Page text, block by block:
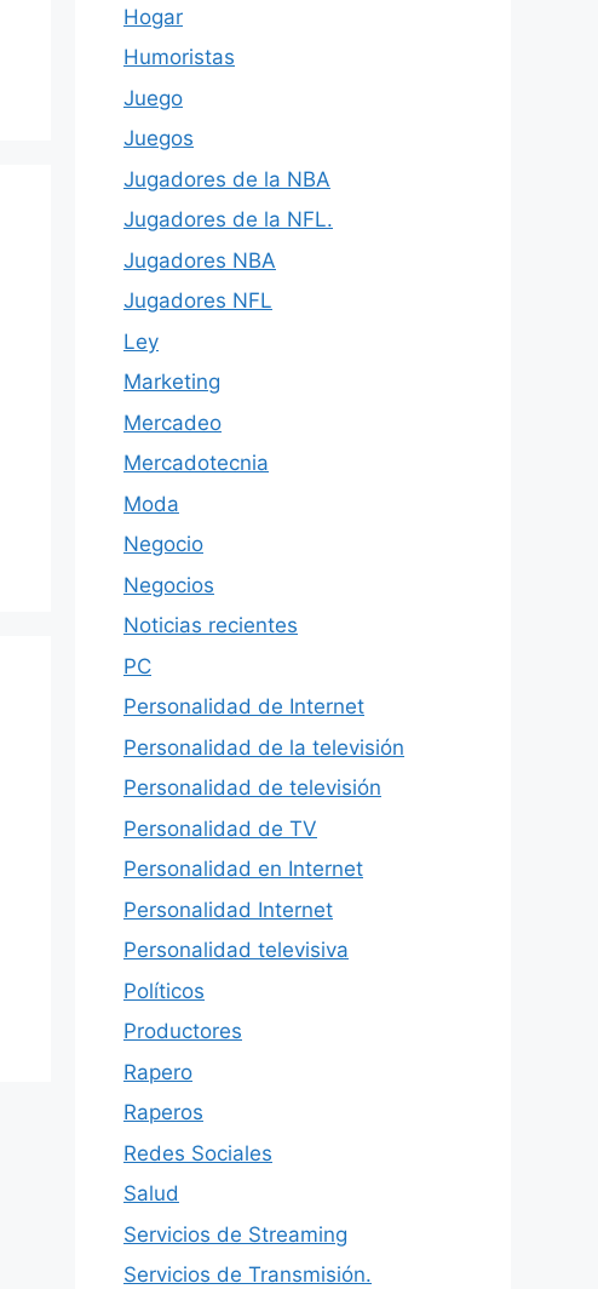
Hogar
Humoristas
Juego
Juegos
Jugadores de la NBA
Jugadores de la NFL.
Jugadores NBA
Jugadores NFL
Ley
Marketing
Mercadeo
Mercadotecnia
Moda
Negocio
Negocios
Noticias recientes
PC
Personalidad de Internet
Personalidad de la televisión
Personalidad de televisión
Personalidad de TV
Personalidad en Internet
Personalidad Internet
Personalidad televisiva
Políticos
Productores
Rapero
Raperos
Redes Sociales
Salud
Servicios de Streaming
Servicios de Transmisión.